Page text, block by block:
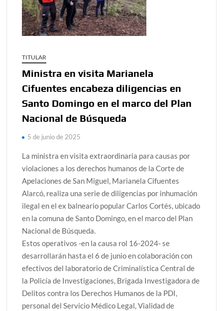
TITULAR
Ministra en visita Marianela
Cifuentes encabeza diligencias en
Santo Domingo en el marco del Plan
Nacional de Búsqueda
5 de junio de 2025
La ministra en visita extraordinaria para causas por
violaciones a los derechos humanos de la Corte de
Apelaciones de San Miguel, Marianela Cifuentes
Alarcó, realiza una serie de diligencias por inhumación
ilegal en el ex balneario popular Carlos Cortés, ubicado
en la comuna de Santo Domingo, en el marco del Plan
Nacional de Búsqueda.
Estos operativos -en la causa rol 16-2024- se
desarrollarán hasta el 6 de junio en colaboración con
efectivos del laboratorio de Criminalística Central de
la Policía de Investigaciones, Brigada Investigadora de
Delitos contra los Derechos Humanos de la PDI,
personal del Servicio Médico Legal, Vialidad de